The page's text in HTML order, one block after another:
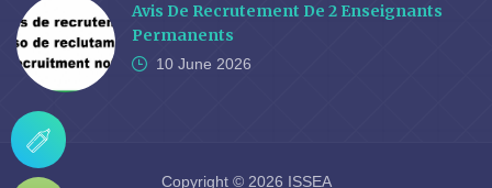
Avis De Recrutement De 2 Enseignants
Permanents
10 June 2026
Copyright © 2026 ISSEA